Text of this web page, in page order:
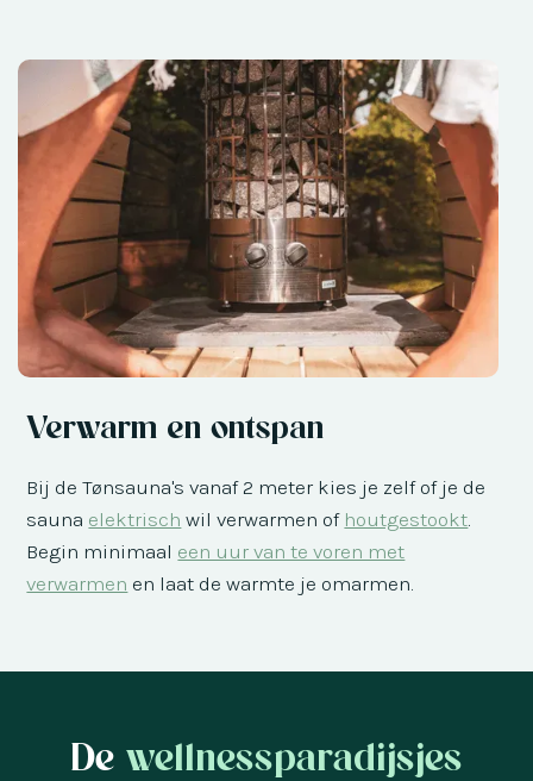
Verwarm en ontspan
Bij de Tønsauna's vanaf 2 meter kies je zelf of je de
sauna elektrisch wil verwarmen of houtgestookt
Begin minimaal een uur van te voren met
verwarmen en laat de warmte je omarmen.
De wellnessparadijsjes